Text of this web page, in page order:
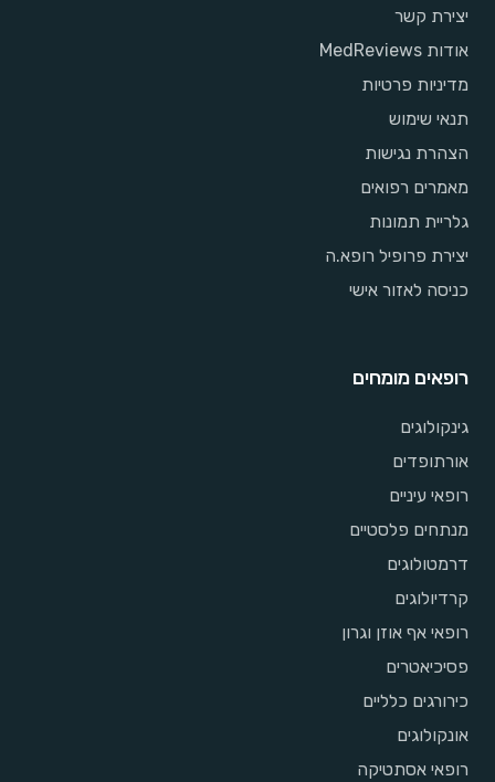
יצירת קשר
אודות MedReviews
מדיניות פרטיות
תנאי שימוש
הצהרת נגישות
מאמרים רפואים
גלריית תמונות
יצירת פרופיל רופא.ה
כניסה לאזור אישי
רופאים מומחים
גינקולוגים
אורתופדים
רופאי עיניים
מנתחים פלסטיים
דרמטולוגים
קרדיולוגים
רופאי אף אוזן וגרון
פסיכיאטרים
כירורגים כלליים
אונקולוגים
רופאי אסתטיקה